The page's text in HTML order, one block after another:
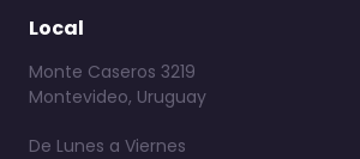
Local
Monte Caseros 3219
Montevideo, Uruguay
De Lunes a Viernes